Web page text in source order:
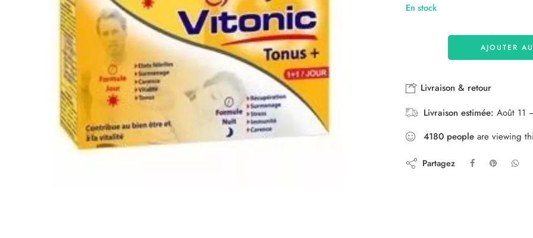
En stock
AJOUTER
Livraison & retour
Livraison estimée: Août 11
4180 people are viewing
Partagez